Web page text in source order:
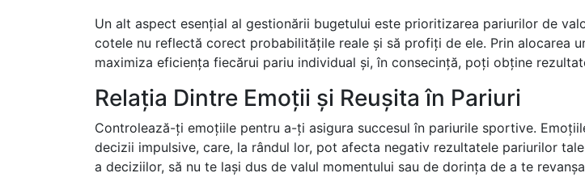
Un alt aspect esențial al gestionării bugetului este prioritizarea pariurilor de
cotele nu reflectă corect probabilitățile reale și să profiți de ele. Prin alocarea
maximiza eficiența fiecărui pariu individual și, în consecință, poți obține
Relația Dintre Emoții și Reușita în Pariuri
Controlează-ți emoțiile pentru a-ți asigura succesul în pariurile sportive.
decizii impulsive, care, la rândul lor, pot afecta negativ rezultatele pariurilor
a deciziilor, să nu te lași dus de valul momentului sau de dorința de a te